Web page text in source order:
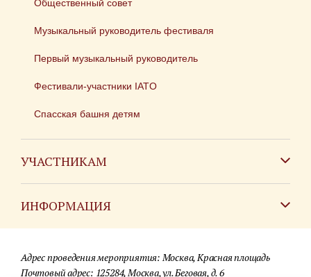
Общественный совет
Музыкальный руководитель фестиваля
Первый музыкальный руководитель
Фестивали-участники IATO
Спасская башня детям
УЧАСТНИКАМ
ИНФОРМАЦИЯ
Для СМИ
Адрес проведения мероприятия: Москва, Красная площадь
Почтовый адрес: 125284, Москва, ул. Беговая, д. 6